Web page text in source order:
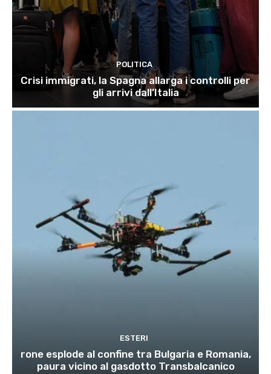
POLITICA
Crisi immigrati, la Spagna allarga i controlli per
gli arrivi dall’Italia
ESTERI
rone esplode al confine tra Bulgaria e Romania,
paura vicino al gasdotto Transbalcanico